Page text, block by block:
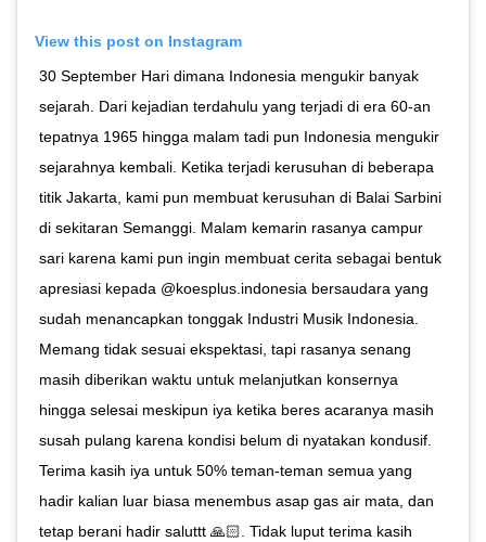
View this post on Instagram
30 September Hari dimana Indonesia mengukir banyak
sejarah. Dari kejadian terdahulu yang terjadi di era 60-an
tepatnya 1965 hingga malam tadi pun Indonesia mengukir
sejarahnya kembali. Ketika terjadi kerusuhan di beberapa
titik Jakarta, kami pun membuat kerusuhan di Balai Sarbini
di sekitaran Semanggi. Malam kemarin rasanya campur
sari karena kami pun ingin membuat cerita sebagai bentuk
apresiasi kepada @koesplus.indonesia bersaudara yang
sudah menancapkan tonggak Industri Musik Indonesia.
Memang tidak sesuai ekspektasi, tapi rasanya senang
masih diberikan waktu untuk melanjutkan konsernya
hingga selesai meskipun iya ketika beres acaranya masih
susah pulang karena kondisi belum di nyatakan kondusif.
Terima kasih iya untuk 50% teman-teman semua yang
hadir kalian luar biasa menembus asap gas air mata, dan
tetap berani hadir saluttt 🙏🏻. Tidak luput terima kasih